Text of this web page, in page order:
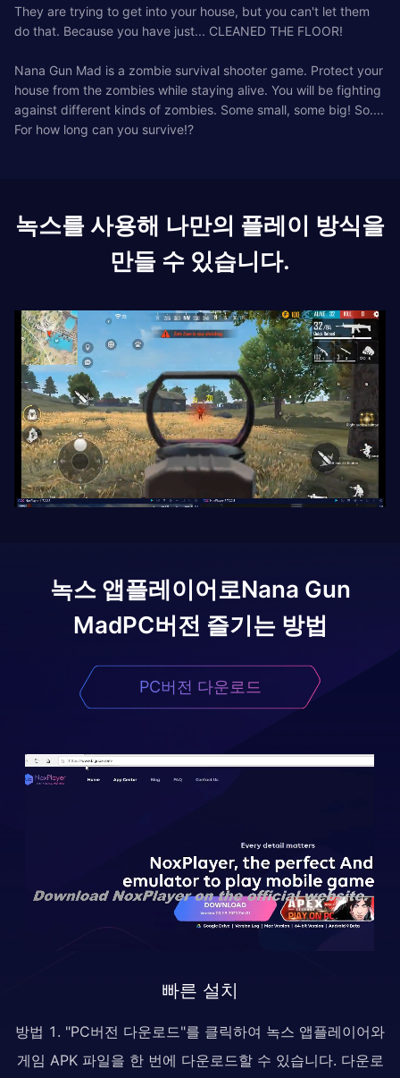
They are trying to get into your house, but you can't let them
do that. Because you have just... CLEANED THE FLOOR!
Nana Gun Mad is a zombie survival shooter game. Protect your
house from the zombies while staying alive. You will be fighting
against different kinds of zombies. Some small, some big! So....
For how long can you survive!?
녹스를 사용해 나만의 플레이 방식을
만들 수 있습니다.
녹스 앱플레이어로Nana Gun
MadPC버전 즐기는 방법
PC버전 다운로드
빠른 설치
방법 1. "PC버전 다운로드"를 클릭하여 녹스 앱플레이어와
게임 APK 파일을 한 번에 다운로드할 수 있습니다. 다운로